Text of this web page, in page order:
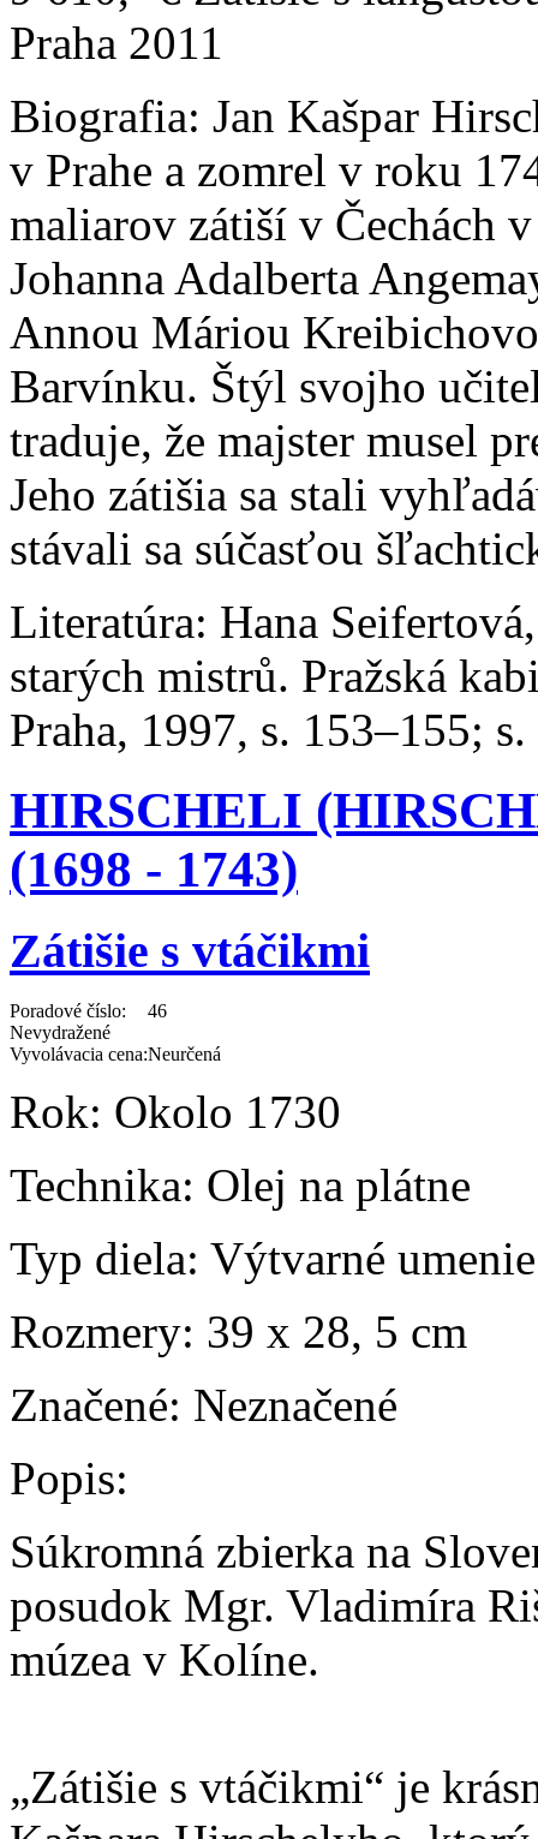
Praha 2011
Biografia: Jan Kašpar
v Prahe a zomrel v roku
maliarov zátiší v Čechách
Johanna Adalberta
Annou Máriou
Barvínku. Štýl svojho
traduje, že majster musel
Jeho zátišia sa stali
stávali sa súčasťou
Literatúra: Hana
starých mistrů. Pražská
Praha, 1997, s. 153–155;
HIRSCHELI
(1698 - 1743)
Zátišie s vtáčikmi
Poradové číslo:
46
Nevydražené
Vyvolávacia cena:Neurčená
Rok: Okolo 1730
Technika: Olej na plátne
Typ diela: Výtvarné umenie
Rozmery: 39 x 28, 5 cm
Značené: Neznačené
Popis:
Súkromná zbierka na
posudok Mgr. Vladimíra
múzea v Kolíne.
„Zátišie s vtáčikmi“ je